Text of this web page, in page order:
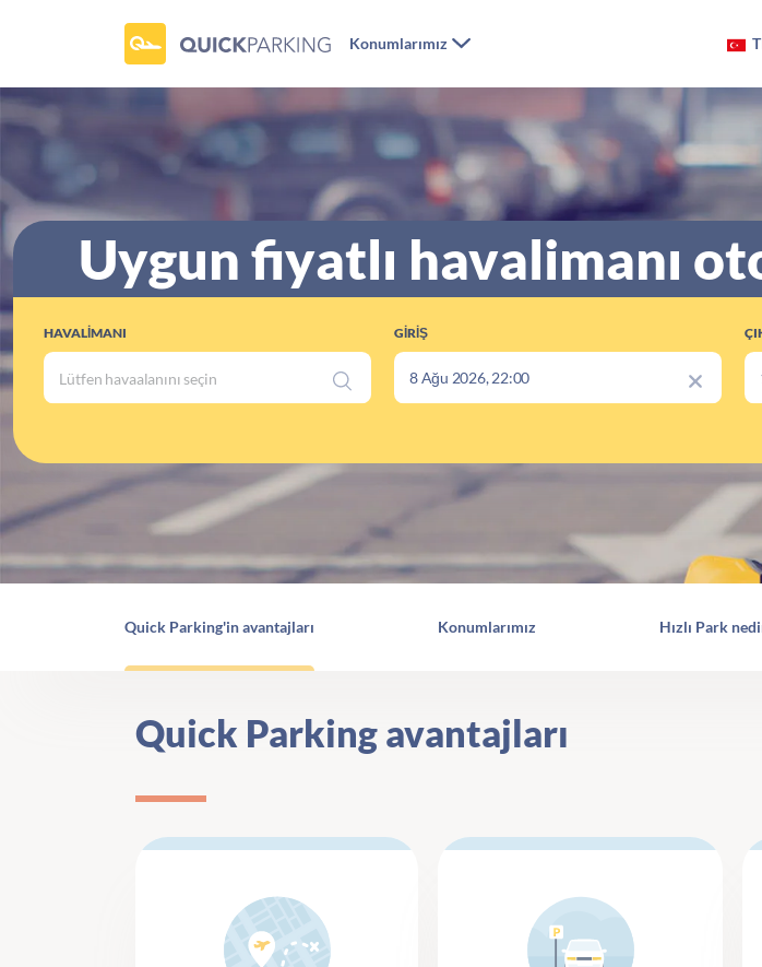
Konumlarımız
Uygun fiyatlı havalimanı
HAVALIMANI GIRIŞ
Quick Parking'in avantajları Konumlarımız Hızlı Park
Quick Parking avantajları